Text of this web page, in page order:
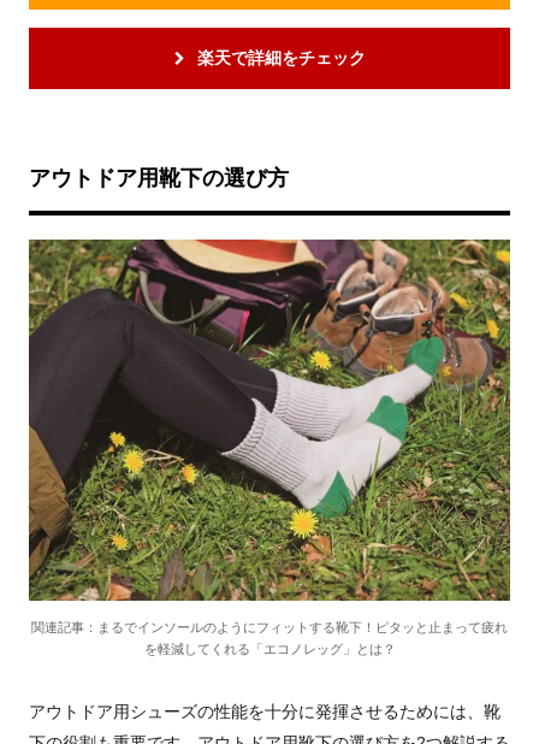
楽天で詳細をチェック
アウトドア用靴下の選び方
関連記事：まるでインソールのようにフィットする靴下！ピタッと止まって疲れ
を軽減してくれる「エコノレッグ」とは？
アウトドア用シューズの性能を十分に発揮させるためには、靴